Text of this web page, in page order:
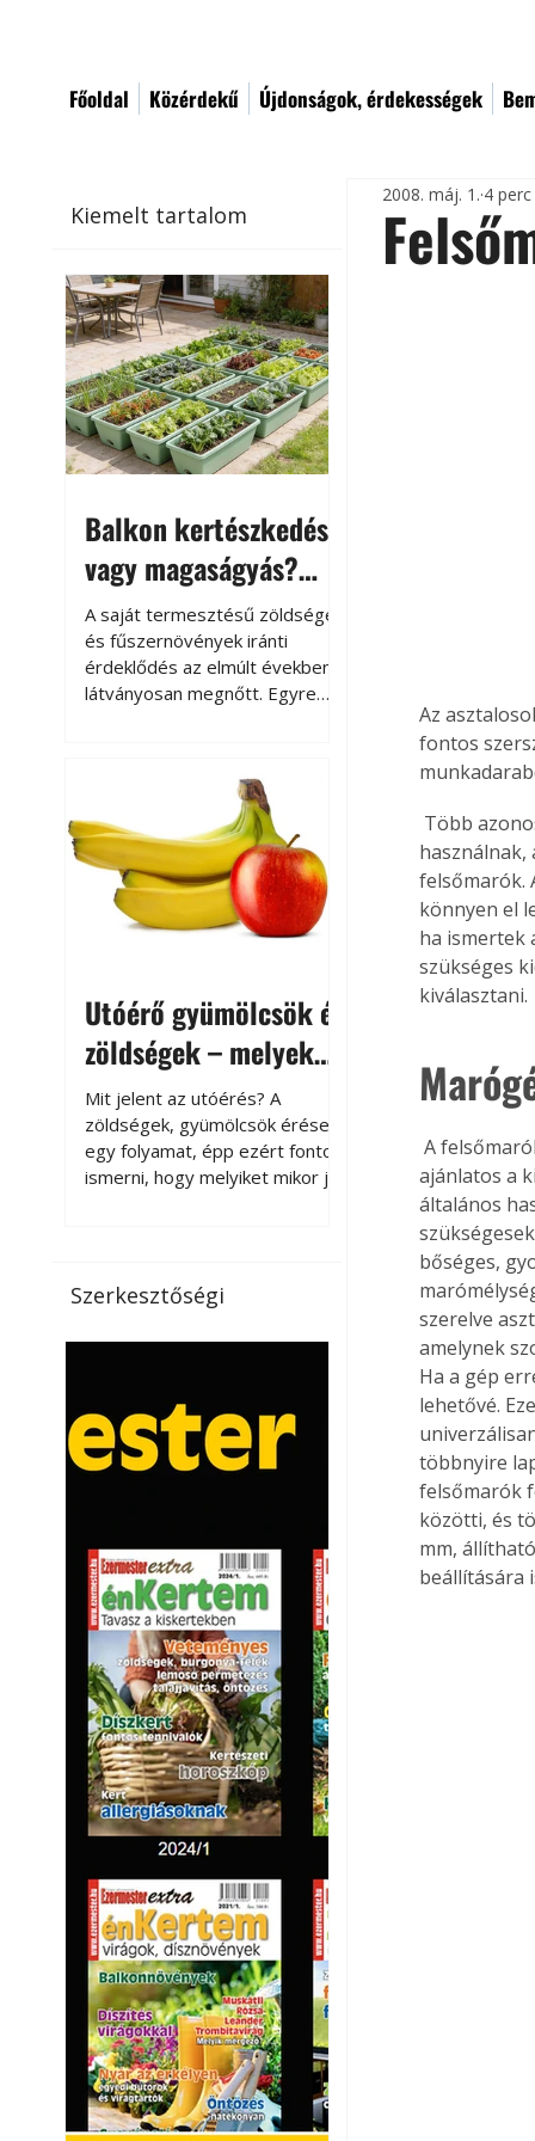
Főoldal Közérdekű Újdonságok, érdekességek
Kiemelt tartalom
Balkon kertészkedés
vagy magaságyás?
Helytakarékos
kertészkedés
A saját termesztésű zöldségek
és fűszernövények iránti
érdeklődés az elmúlt években
látványosan megnőtt. Egyre
kertészkedés sokak számára
kikapcsolódást és feltöltődést
is jelent.
Utóérő gyümölcsök és
zöldségek – melyek
érnek tovább leszedés
után?
Mit jelent az utóérés? A
zöldségek, gyümölcsök érése
egy folyamat, épp ezért fontos
ismerni, hogy melyiket mikor jó
paradicsomot sokszor
gazdasági érettségben, azaz
Utóérik eközben, de nem lesz
olyan ízű, mint amit a saját
kertünkben, biológiai
tárolható h
Szerkesztőségi
2008. máj. 1. 4
Az
fontos
használnak,
felsőmarók.
könnyen el
ha ismertek
szükséges
kiválasztani.
A felsőmarók jó kihasználhatóságához megfelelő adottságú gépet kell választani, és
ajánlatos a
általános
bőséges,
szerelve
amelynek
Ha a gép
lehetővé.
többnyire
felsőmarók
közötti, és
mm,
beállítására